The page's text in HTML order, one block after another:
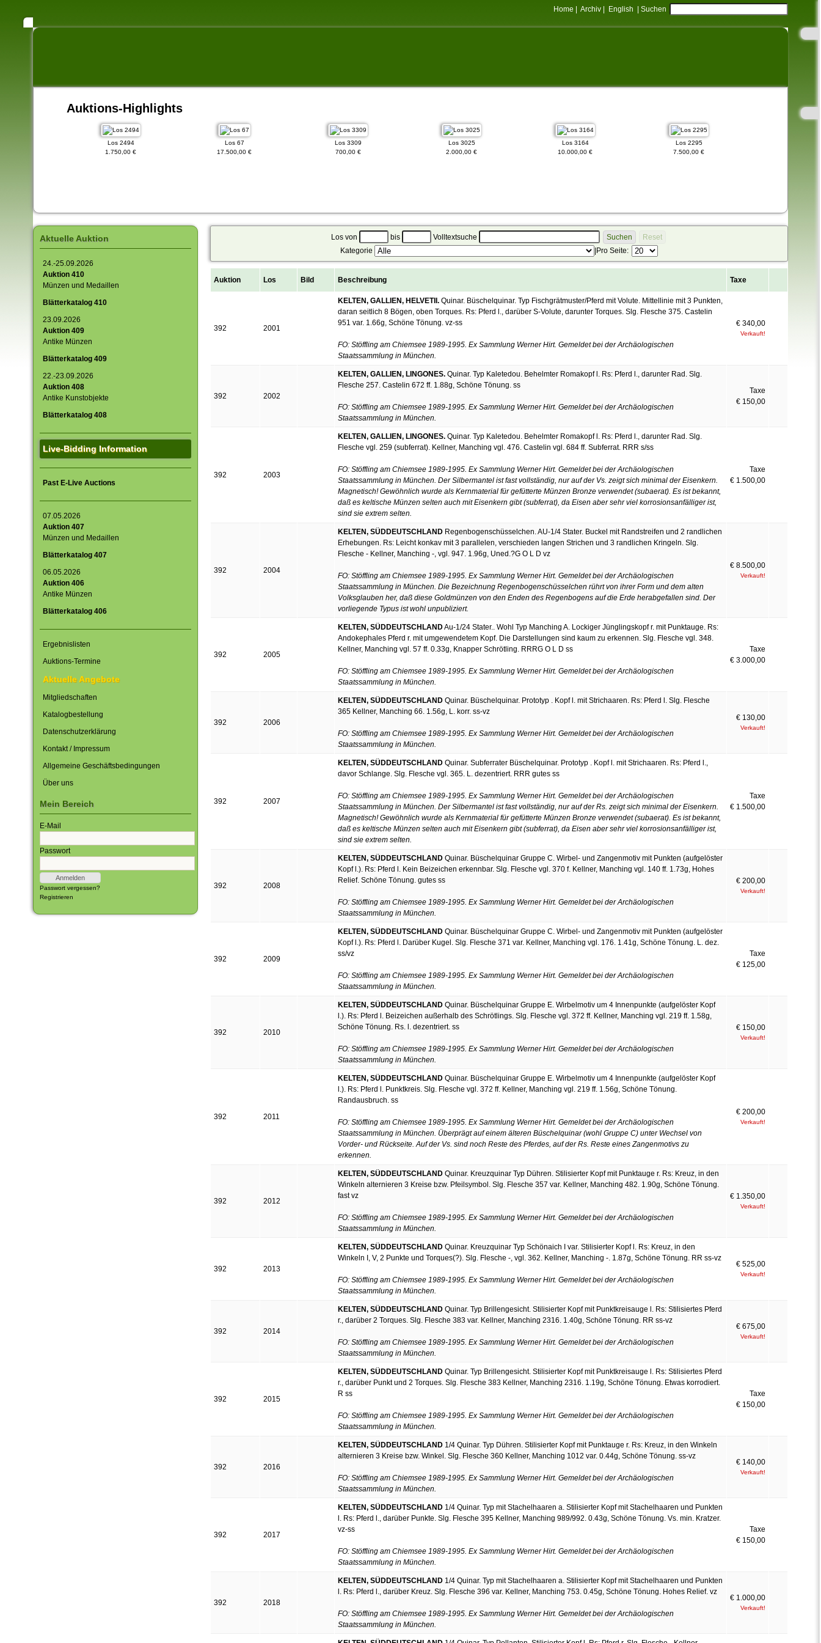
Home |Archiv English |Suchen
Auktions-Highlights
Los 2494
1.750,00 €
Los 67
17.500,00 €
Los 3309
700,00 €
Los 3025
2.000,00 €
Los 3164
10.000,00 €
Los 2295
7.500,00 €
Aktuelle Auktion
24.-25.09.2026
Auktion 410
Münzen und Medaillen
Blätterkatalog 410
23.09.2026
Auktion 409
Antike Münzen
Blätterkatalog 409
22.-23.09.2026
Auktion 408
Antike Kunstobjekte
Blätterkatalog 408
Live-Bidding Information
Past E-Live Auctions
07.05.2026
Auktion 407
Münzen und Medaillen
Blätterkatalog 407
06.05.2026
Auktion 406
Antike Münzen
Blätterkatalog 406
Ergebnislisten
Auktions-Termine
Aktuelle Angebote
Mitgliedschaften
Katalogbestellung
Datenschutzerklärung
Kontakt / Impressum
Allgemeine Geschäftsbedingungen
Über uns
Mein Bereich
E-Mail
Passwort
Passwort vergessen?
Registrieren
Los von bis Volltextsuche Suchen
Reset
Kategorie
Pro Seite:
Auktion Los Bild Beschreibung Taxe
392 2001
KELTEN, GALLIEN, HELVETII.Quinar. Büschelquinar. Typ Fischgrätmuster/Pferd mit Volute. Mittellinie mit 3 Punkten,
daran seitlich 8 Bögen, oben Torques. Rs: Pferd l., darüber S-Volute, darunter Torques. Slg. Flesche 375. Castelin
951 var. 1.66g, Schöne Tönung. vz-ss
FO: Stöffling am Chiemsee 1989-1995. Ex Sammlung Werner Hirt. Gemeldet bei der Archäologischen
Staatssammlung in München.
€ 340,00
Verkauft!
392 2002
KELTEN, GALLIEN, LINGONES.Quinar. Typ Kaletedou. Behelmter Romakopf l. Rs: Pferd l., darunter Rad. Slg.
Flesche 257. Castelin 672 ff. 1.88g, Schöne Tönung. ss
FO: Stöffling am Chiemsee 1989-1995. Ex Sammlung Werner Hirt. Gemeldet bei der Archäologischen
Staatssammlung in München.
Taxe
€ 150,00
392 2003
KELTEN, GALLIEN, LINGONES.Quinar. Typ Kaletedou. Behelmter Romakopf l. Rs: Pferd l., darunter Rad. Slg.
Flesche vgl. 259 (subferrat). Kellner, Manching vgl. 476. Castelin vgl. 684 ff. Subferrat. RRR s/ss
FO: Stöffling am Chiemsee 1989-1995. Ex Sammlung Werner Hirt. Gemeldet bei der Archäologischen
Staatssammlung in München. Der Silbermantel ist fast vollständig, nur auf der Vs. zeigt sich minimal der Eisenkern.
Magnetisch! Gewöhnlich wurde als Kernmaterial für gefütterte Münzen Bronze verwendet (subaerat). Es ist bekannt,
daß es keltische Münzen selten auch mit Eisenkern gibt (subferrat), da Eisen aber sehr viel korrosionsanfälliger ist,
sind sie extrem selten.
Taxe
€ 1.500,00
392 2004
KELTEN, SÜDDEUTSCHLANDRegenbogenschüsselchen. AU-1/4 Stater. Buckel mit Randstreifen und 2 randlichen
Erhebungen. Rs: Leicht konkav mit 3 parallelen, verschieden langen Strichen und 3 randlichen Kringeln. Slg.
Flesche - Kellner, Manching -, vgl. 947. 1.96g, Uned.?G O L D vz
FO: Stöffling am Chiemsee 1989-1995. Ex Sammlung Werner Hirt. Gemeldet bei der Archäologischen
Staatssammlung in München. Die Bezeichnung Regenbogenschüsselchen rührt von ihrer Form und dem alten
Volksglauben her, daß diese Goldmünzen von den Enden des Regenbogens auf die Erde herabgefallen sind. Der
vorliegende Typus ist wohl unpubliziert.
€ 8.500,00
Verkauft!
392 2005
KELTEN, SÜDDEUTSCHLANDAu-1/24 Stater.. Wohl Typ Manching A. Lockiger Jünglingskopf r. mit Punktauge. Rs:
Andokephales Pferd r. mit umgewendetem Kopf. Die Darstellungen sind kaum zu erkennen. Slg. Flesche vgl. 348.
Kellner, Manching vgl. 57 ff. 0.33g, Knapper Schrötling. RRRG O L D ss
FO: Stöffling am Chiemsee 1989-1995. Ex Sammlung Werner Hirt. Gemeldet bei der Archäologischen
Staatssammlung in München.
Taxe
€ 3.000,00
392 2006
KELTEN, SÜDDEUTSCHLANDQuinar. Büschelquinar. Prototyp . Kopf l. mit Strichaaren. Rs: Pferd l. Slg. Flesche
365 Kellner, Manching 66. 1.56g, L. korr. ss-vz
FO: Stöffling am Chiemsee 1989-1995. Ex Sammlung Werner Hirt. Gemeldet bei der Archäologischen
Staatssammlung in München.
€ 130,00
Verkauft!
392 2007
KELTEN, SÜDDEUTSCHLANDQuinar. Subferrater Büschelquinar. Prototyp . Kopf l. mit Strichaaren. Rs: Pferd l.,
davor Schlange. Slg. Flesche vgl. 365. L. dezentriert. RRR gutes ss
FO: Stöffling am Chiemsee 1989-1995. Ex Sammlung Werner Hirt. Gemeldet bei der Archäologischen
Staatssammlung in München. Der Silbermantel ist fast vollständig, nur auf der Rs. zeigt sich minimal der Eisenkern.
Magnetisch! Gewöhnlich wurde als Kernmaterial für gefütterte Münzen Bronze verwendet (subaerat). Es ist bekannt,
daß es keltische Münzen selten auch mit Eisenkern gibt (subferrat), da Eisen aber sehr viel korrosionsanfälliger ist,
sind sie extrem selten.
Taxe
€ 1.500,00
392 2008
KELTEN, SÜDDEUTSCHLANDQuinar. Büschelquinar Gruppe C. Wirbel- und Zangenmotiv mit Punkten (aufgelöster
Kopf l.). Rs: Pferd l. Kein Beizeichen erkennbar. Slg. Flesche vgl. 370 f. Kellner, Manching vgl. 140 ff. 1.73g, Hohes
Relief. Schöne Tönung. gutes ss
FO: Stöffling am Chiemsee 1989-1995. Ex Sammlung Werner Hirt. Gemeldet bei der Archäologischen
Staatssammlung in München.
€ 200,00
Verkauft!
392 2009
KELTEN, SÜDDEUTSCHLANDQuinar. Büschelquinar Gruppe C. Wirbel- und Zangenmotiv mit Punkten (aufgelöster
Kopf l.). Rs: Pferd l. Darüber Kugel. Slg. Flesche 371 var. Kellner, Manching vgl. 176. 1.41g, Schöne Tönung. L. dez.
ss/vz
FO: Stöffling am Chiemsee 1989-1995. Ex Sammlung Werner Hirt. Gemeldet bei der Archäologischen
Staatssammlung in München.
Taxe
€ 125,00
392 2010
KELTEN, SÜDDEUTSCHLANDQuinar. Büschelquinar Gruppe E. Wirbelmotiv um 4 Innenpunkte (aufgelöster Kopf
l.). Rs: Pferd l. Beizeichen außerhalb des Schrötlings. Slg. Flesche vgl. 372 ff. Kellner, Manching vgl. 219 ff. 1.58g,
Schöne Tönung. Rs. l. dezentriert. ss
FO: Stöffling am Chiemsee 1989-1995. Ex Sammlung Werner Hirt. Gemeldet bei der Archäologischen
Staatssammlung in München.
€ 150,00
Verkauft!
392 2011
KELTEN, SÜDDEUTSCHLANDQuinar. Büschelquinar Gruppe E. Wirbelmotiv um 4 Innenpunkte (aufgelöster Kopf
l.). Rs: Pferd l. Punktkreis. Slg. Flesche vgl. 372 ff. Kellner, Manching vgl. 219 ff. 1.56g, Schöne Tönung.
Randausbruch. ss
FO: Stöffling am Chiemsee 1989-1995. Ex Sammlung Werner Hirt. Gemeldet bei der Archäologischen
Staatssammlung in München. Überprägt auf einem älteren Büschelquinar (wohl Gruppe C) unter Wechsel von
Vorder- und Rückseite. Auf der Vs. sind noch Reste des Pferdes, auf der Rs. Reste eines Zangenmotivs zu
erkennen.
€ 200,00
Verkauft!
392 2012
KELTEN, SÜDDEUTSCHLANDQuinar. Kreuzquinar Typ Dühren. Stilisierter Kopf mit Punktauge r. Rs: Kreuz, in den
Winkeln alternieren 3 Kreise bzw. Pfeilsymbol. Slg. Flesche 357 var. Kellner, Manching 482. 1.90g, Schöne Tönung.
fast vz
FO: Stöffling am Chiemsee 1989-1995. Ex Sammlung Werner Hirt. Gemeldet bei der Archäologischen
Staatssammlung in München.
€ 1.350,00
Verkauft!
392 2013
KELTEN, SÜDDEUTSCHLANDQuinar. Kreuzquinar Typ Schönaich I var. Stilisierter Kopf l. Rs: Kreuz, in den
Winkeln I, V, 2 Punkte und Torques(?). Slg. Flesche -, vgl. 362. Kellner, Manching -. 1.87g, Schöne Tönung. RR ss-vz
FO: Stöffling am Chiemsee 1989-1995. Ex Sammlung Werner Hirt. Gemeldet bei der Archäologischen
Staatssammlung in München.
€ 525,00
Verkauft!
392 2014
KELTEN, SÜDDEUTSCHLANDQuinar. Typ Brillengesicht. Stilisierter Kopf mit Punktkreisauge l. Rs: Stilisiertes Pferd
r., darüber 2 Torques. Slg. Flesche 383 var. Kellner, Manching 2316. 1.40g, Schöne Tönung. RR ss-vz
FO: Stöffling am Chiemsee 1989-1995. Ex Sammlung Werner Hirt. Gemeldet bei der Archäologischen
Staatssammlung in München.
€ 675,00
Verkauft!
392 2015
KELTEN, SÜDDEUTSCHLANDQuinar. Typ Brillengesicht. Stilisierter Kopf mit Punktkreisauge l. Rs: Stilisiertes Pferd
r., darüber Punkt und 2 Torques. Slg. Flesche 383 Kellner, Manching 2316. 1.19g, Schöne Tönung. Etwas korrodiert.
R ss
FO: Stöffling am Chiemsee 1989-1995. Ex Sammlung Werner Hirt. Gemeldet bei der Archäologischen
Staatssammlung in München.
Taxe
€ 150,00
392 2016
KELTEN, SÜDDEUTSCHLAND1/4 Quinar. Typ Dühren. Stilisierter Kopf mit Punktauge r. Rs: Kreuz, in den Winkeln
alternieren 3 Kreise bzw. Winkel. Slg. Flesche 360 Kellner, Manching 1012 var. 0.44g, Schöne Tönung. ss-vz
FO: Stöffling am Chiemsee 1989-1995. Ex Sammlung Werner Hirt. Gemeldet bei der Archäologischen
Staatssammlung in München.
€ 140,00
Verkauft!
392 2017
KELTEN, SÜDDEUTSCHLAND1/4 Quinar. Typ mit Stachelhaaren a. Stilisierter Kopf mit Stachelhaaren und Punkten
l. Rs: Pferd l., darüber Punkte. Slg. Flesche 395 Kellner, Manching 989/992. 0.43g, Schöne Tönung. Vs. min. Kratzer.
vz-ss
FO: Stöffling am Chiemsee 1989-1995. Ex Sammlung Werner Hirt. Gemeldet bei der Archäologischen
Staatssammlung in München.
Taxe
€ 150,00
392 2018
KELTEN, SÜDDEUTSCHLAND1/4 Quinar. Typ mit Stachelhaaren a. Stilisierter Kopf mit Stachelhaaren und Punkten
l. Rs: Pferd l., darüber Kreuz. Slg. Flesche 396 var. Kellner, Manching 753. 0.45g, Schöne Tönung. Hohes Relief. vz
FO: Stöffling am Chiemsee 1989-1995. Ex Sammlung Werner Hirt. Gemeldet bei der Archäologischen
Staatssammlung in München.
€ 1.000,00
Verkauft!